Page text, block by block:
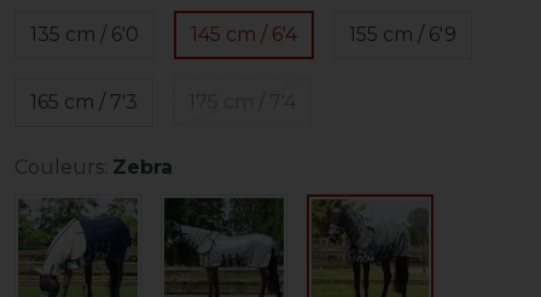
135 cm / 6'0 145 cm / 6'4 155 cm / 6'9
165 cm / 7'3
Couleurs: Zebra